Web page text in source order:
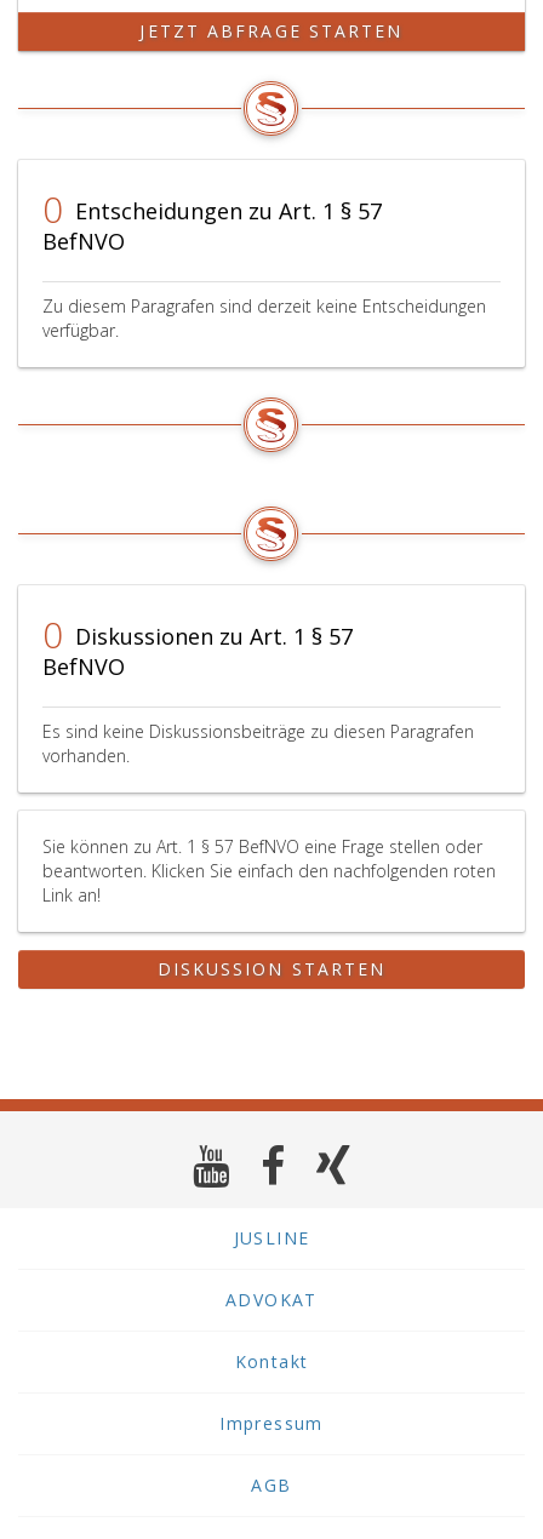
JETZT ABFRAGE STARTEN
0 Entscheidungen zu Art. 1 § 57
BefNVO
Zu diesem Paragrafen sind derzeit keine Entscheidungen
verfügbar.
0 Diskussionen zu Art. 1 § 57
BefNVO
Es sind keine Diskussionsbeiträge zu diesen Paragrafen
vorhanden.
Sie können zu Art. 1 § 57 BefNVO eine Frage stellen oder
beantworten. Klicken Sie einfach den nachfolgenden roten
Link an!
DISKUSSION STARTEN
JUSLINE
ADVOKAT
Kontakt
Impressum
AGB